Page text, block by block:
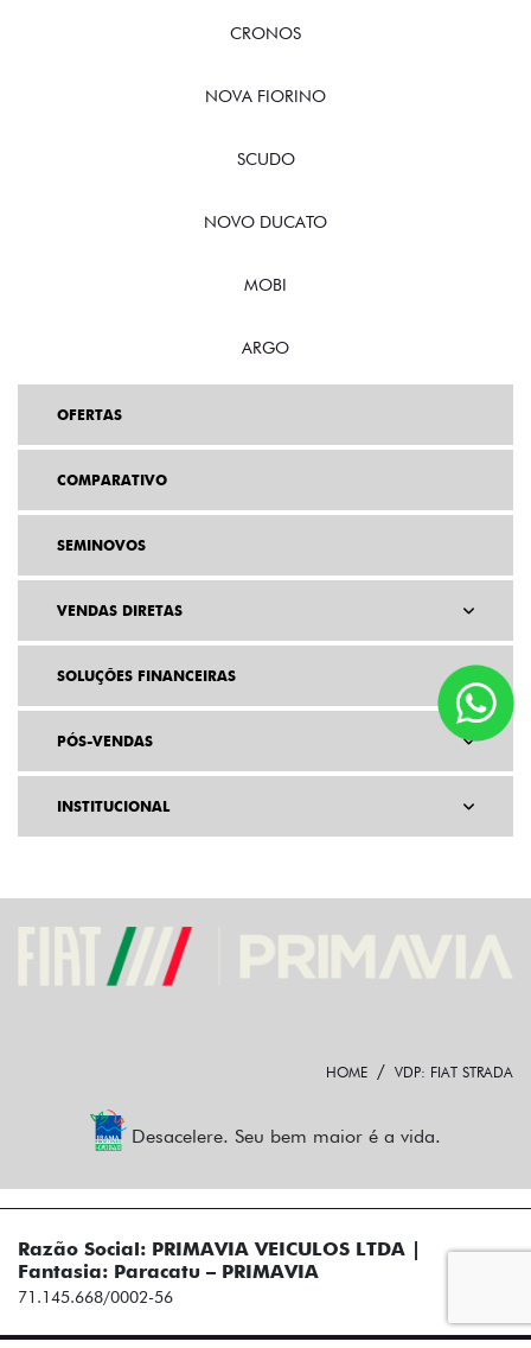
CRONOS
NOVA FIORINO
SCUDO
NOVO DUCATO
MOBI
ARGO
OFERTAS
COMPARATIVO
SEMINOVOS
VENDAS DIRETAS
SOLUÇÕES FINANCEIRAS
PÓS-VENDAS
INSTITUCIONAL
HOME VDP: FIAT STRADA
Desacelere. Seu bem maior é a vida.
Razão Social: PRIMAVIA VEICULOS LTDA |
Fantasia: Paracatu – PRIMAVIA
71.145.668/0002-56